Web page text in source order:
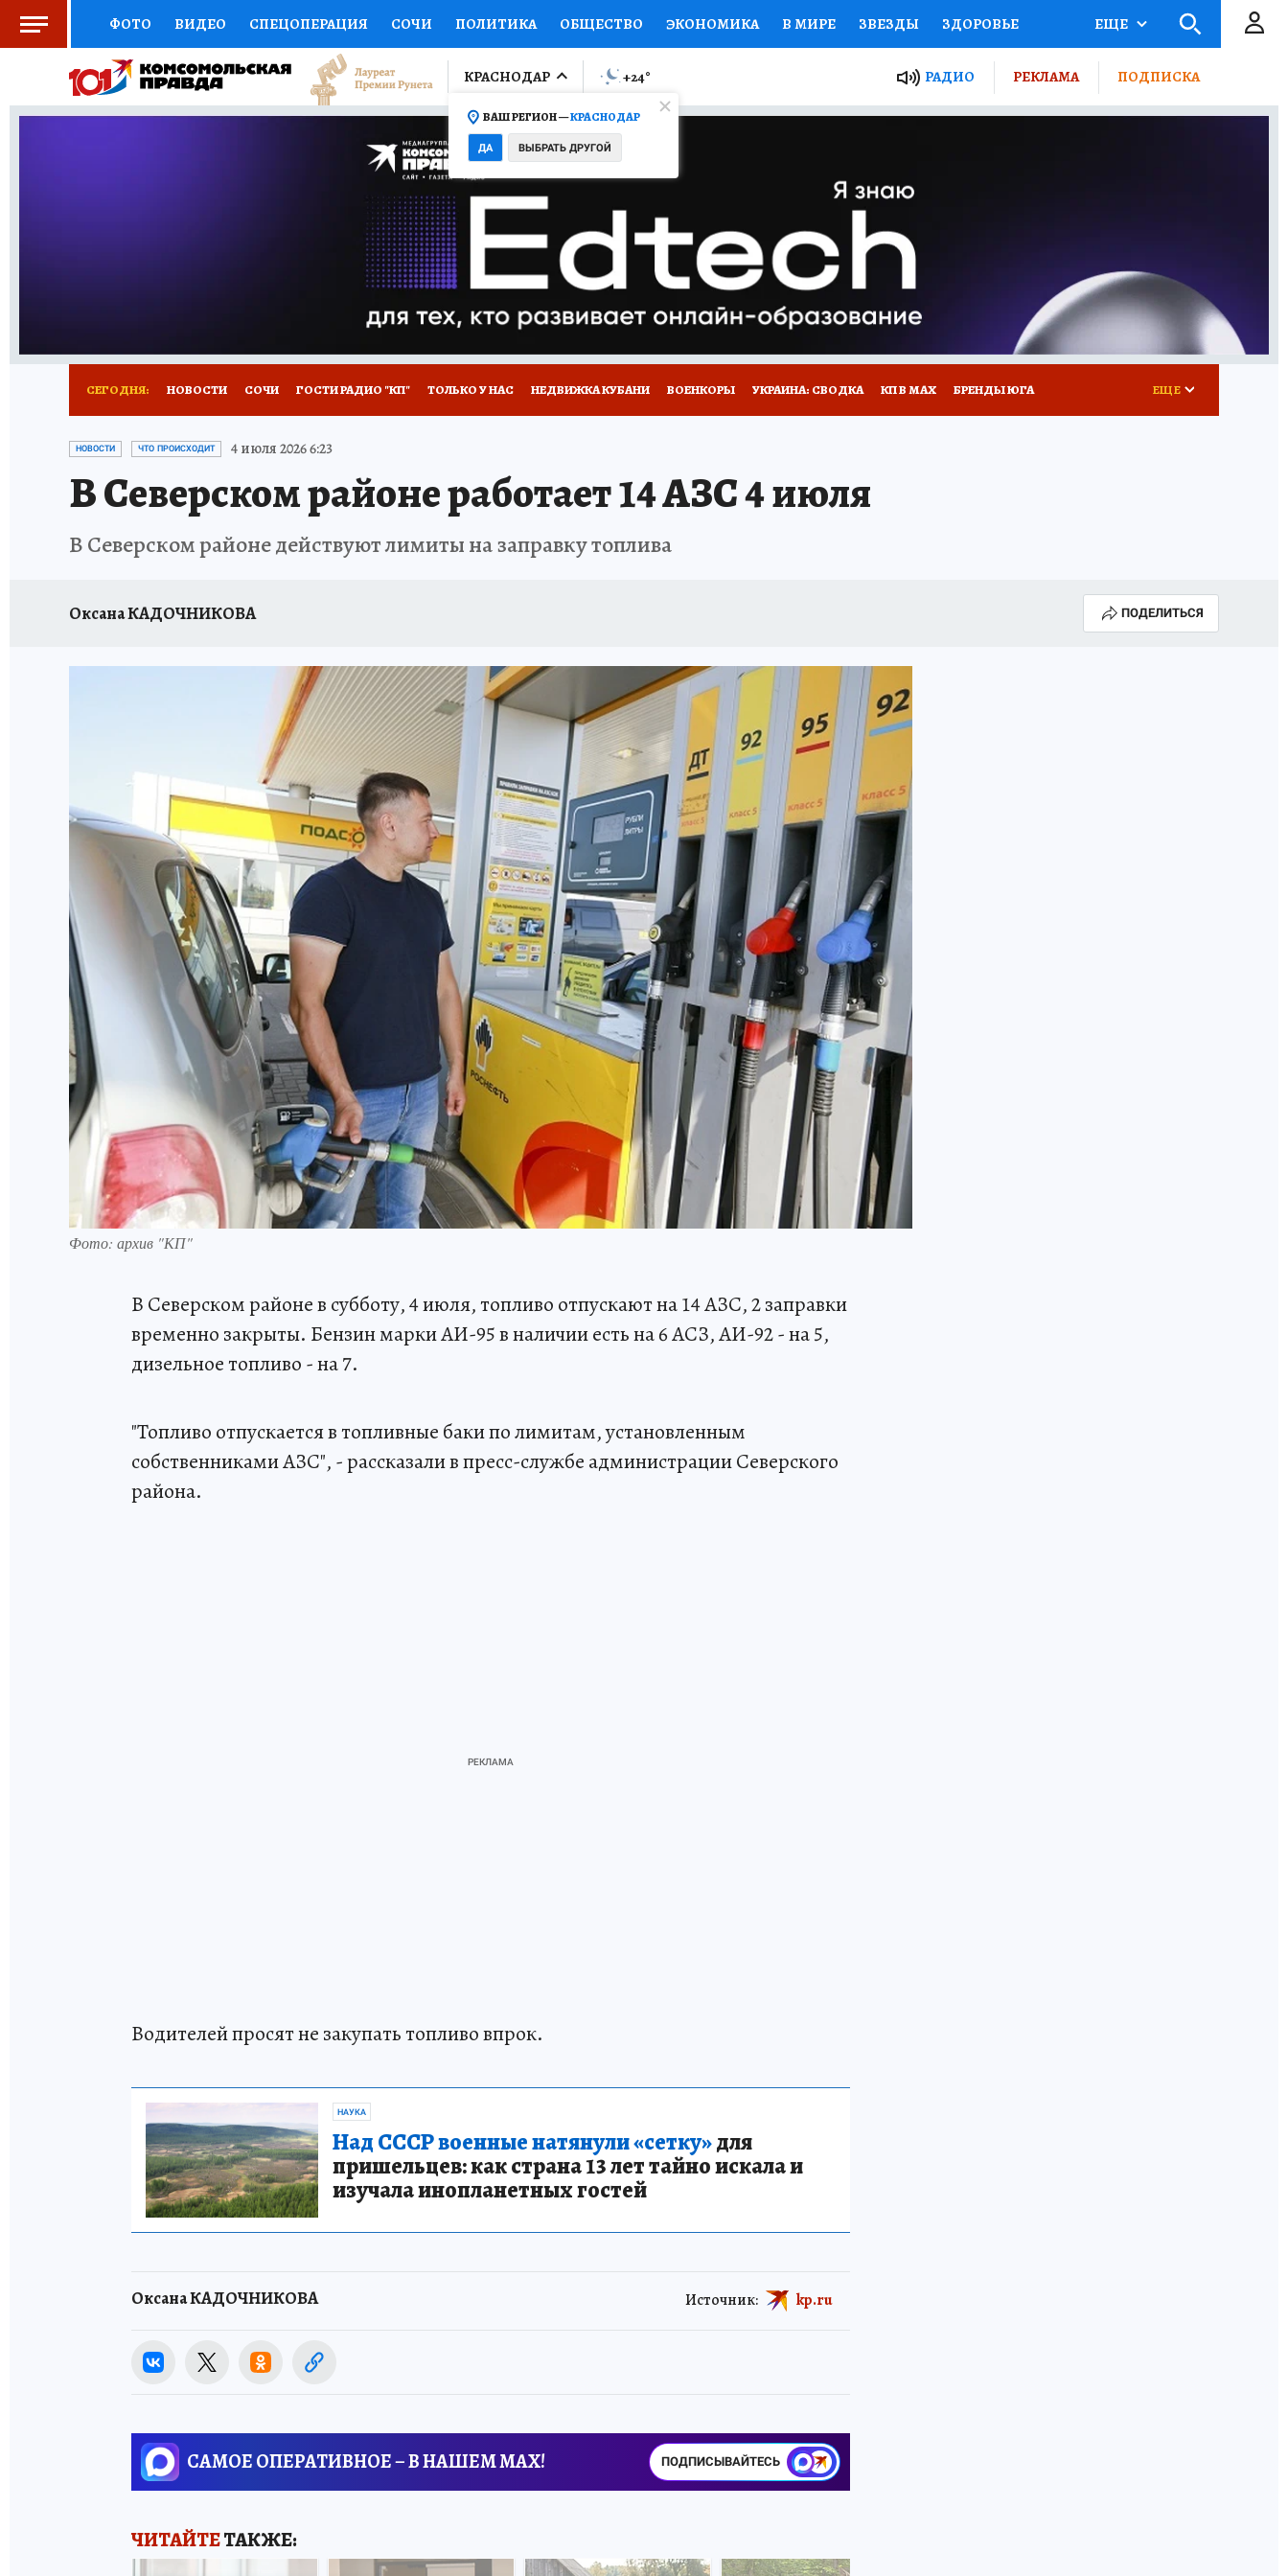
ФОТО ВИДЕО СПЕЦОПЕРАЦИЯ СОЧИ ПОЛИТИКА ОБЩЕСТВО ЭКОНОМИКА В МИРЕ ЗВЕЗДЫ ЗДОРОВЬЕ
СОЦПОДДЕРЖКА НАУКА СПОРТ КОЛУМНИСТЫ ПРОИСШЕСТВИЯ НАЦИОНАЛЬНЫЕ ПРОЕКТЫ РОССИИ
ВЫБОР ЭКСПЕРТОВ ДОКТОР ФИНАНСЫ ОТКРЫВАЕМ МИР Я ЗНАЮ СЕМЬЯ ЖЕНСКИЕ СЕКРЕТЫ ПУТЕВОДИТЕЛЬ
ПРОГНОЗЫ НА СПОРТ ПРОМОКОДЫ СЕРИАЛЫ
ТЕЛЕВИЗОР КОЛЛЕКЦИИ КОНКУРСЫ ГИД ПОТРЕБИТЕЛЯ
НОВОЕ НА САЙТЕ
ЕЩЕ
КРАСНОДАР
ВАШ РЕГИОН —КРАСНОДАР
ДА ВЫБРАТЬ ДРУГОЙ
+24° РАДИО РЕКЛАМА ПОДПИСКА
СЕГОДНЯ: НОВОСТИ СОЧИ ГОСТИ РАДИО "КП" ТОЛЬКО У НАС НЕДВИЖКА КУБАНИ ВОЕНКОРЫ УКРАИНА: СВОДКА КП В МАХ БРЕНДЫ ЮГА
ОТДЫХ В РОССИИ ЗДОРОВЬЕ КУБАНИ
ЕЩЕ
НОВОСТИ ЧТО ПРОИСХОДИТ 4 июля 2026 6:23
В Северском районе работает 14 АЗС 4 июля
В Северском районе действуют лимиты на заправку топлива
Оксана КАДОЧНИКОВА ПОДЕЛИТЬСЯ
Фото: архив "КП"
В Северском районе в субботу, 4 июля, топливо отпускают на 14 АЗС, 2 заправки
временно закрыты. Бензин марки АИ-95 в наличии есть на 6 АСЗ, АИ-92 - на 5,
дизельное топливо - на 7.
"Топливо отпускается в топливные баки по лимитам, установленным
собственниками АЗС", - рассказали в пресс-службе администрации Северского
района.
Водителей просят не закупать топливо впрок.
НАУКА
Над СССР военные натянули «сетку»для
пришельцев: как страна 13 лет тайно искала и
изучала инопланетных гостей
Оксана КАДОЧНИКОВА Источник: kp.ru
САМОЕ ОПЕРАТИВНОЕ – В НАШЕМ MAX! ПОДПИСЫВАЙТЕСЬ
ЧИТАЙТЕТАКЖЕ: